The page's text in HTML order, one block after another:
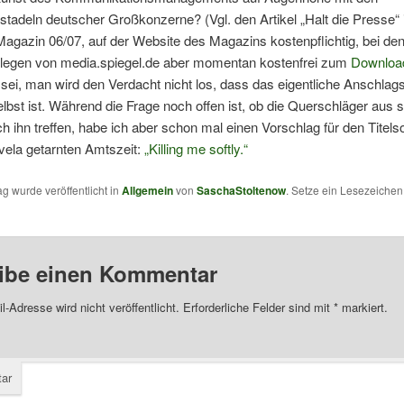
deutscher Großkonzerne? (Vgl. den Artikel „Halt die Presse“
06/07, auf der Website des Magazins kostenpflichtig, bei den
von media.spiegel.de aber momentan kostenfrei zum
man wird den Verdacht nicht los, dass das eigentliche
ist. Während die Frage noch offen ist, ob die Querschläger aus
ihn treffen, habe ich aber schon mal einen Vorschlag für den
getarnten Amtszeit: „Killing me softly.“
wurde veröffentlicht in Allgemeinvon SaschaStoltenow. Setze ein
einen Kommentar
Adresse wird nicht veröffentlicht. Erforderliche Felder sind mit *markiert.